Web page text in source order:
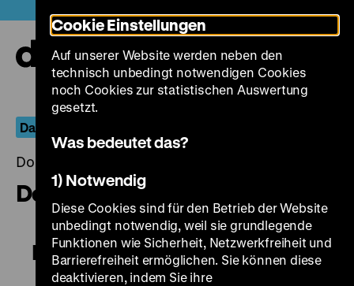
zum
Seiteninhalt
springen
Das Lied ist nicht aus
Donnerstag, 04. Juli 2019, 20.00 - 00.00 Uhr
Der Kongreß tanzt
Der Kongreß tanzt
Cookie Einstellungen
Auf unserer Website werden neben den
technisch unbedingt notwendigen Cookies
noch Cookies zur statistischen Auswertung
gesetzt.
Was bedeutet das?
1) Notwendig
Diese Cookies sind für den Betrieb der Website
unbedingt notwendig, weil sie grundlegende
Funktionen wie Sicherheit, Netzwerkfreiheit und
Barrierefreiheit ermöglichen. Sie können diese
deaktivieren, indem Sie ihre